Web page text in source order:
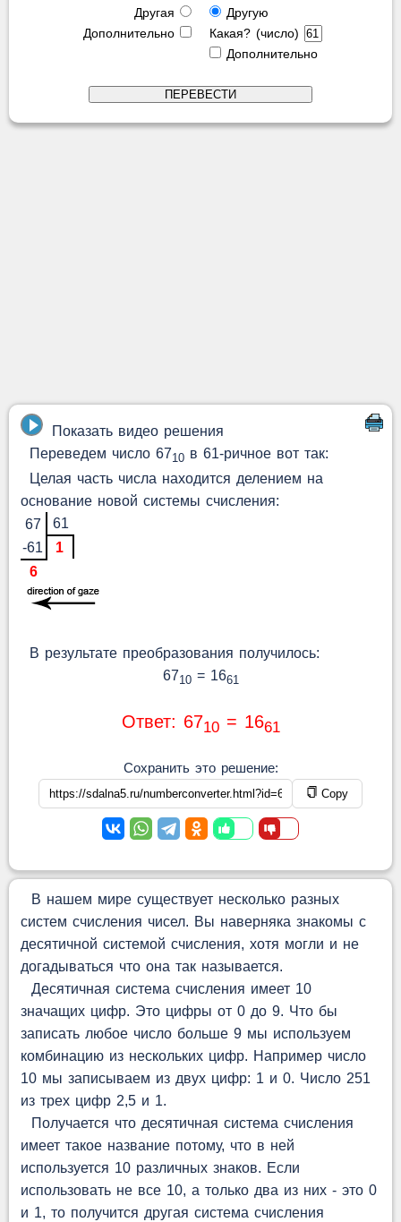
Другая
Дополнительно
Другую
Какая? (число)
Дополнительно
Показать видео решения
Переведем число 6710в 61-ричное вот так:
Целая часть числа находится делением на
основание новой системы счисления:
67
61
-61
1
6
В результате преобразования получилось:
6710= 1661
Ответ: 6710= 1661
Сохранить это решение:
Copy
В нашем мире существует несколько разных
систем счисления чисел. Вы наверняка знакомы с
десятичной системой счисления, хотя могли и не
догадываться что она так называется.
Десятичная система счисления имеет 10
значащих цифр. Это цифры от 0 до 9. Что бы
записать любое число больше 9 мы используем
комбинацию из нескольких цифр. Например число
10 мы записываем из двух цифр: 1 и 0. Число 251
из трех цифр 2,5 и 1.
Получается что десятичная система счисления
имеет такое название потому, что в ней
используется 10 различных знаков. Если
использовать не все 10, а только два из них - это 0
и 1, то получится другая система счисления